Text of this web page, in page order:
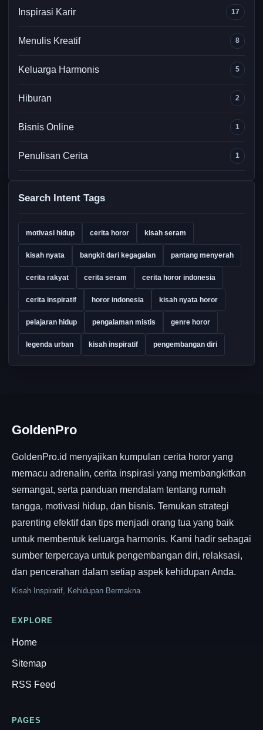
Inspirasi Karir 17
Menulis Kreatif 8
Keluarga Harmonis 5
Hiburan 2
Bisnis Online 1
Penulisan Cerita 1
Search Intent Tags
motivasi hidup cerita horor kisah seram
kisah nyata bangkit dari kegagalan pantang menyerah
cerita rakyat cerita seram cerita horor indonesia
cerita inspiratif horor indonesia kisah nyata horor
pelajaran hidup pengalaman mistis genre horor
legenda urban kisah inspiratif pengembangan diri
GoldenPro
GoldenPro.id menyajikan kumpulan cerita horor yang
memacu adrenalin, cerita inspirasi yang membangkitkan
semangat, serta panduan mendalam tentang rumah
tangga, motivasi hidup, dan bisnis. Temukan strategi
parenting efektif dan tips menjadi orang tua yang baik
untuk membentuk keluarga harmonis. Kami hadir sebagai
sumber terpercaya untuk pengembangan diri, relaksasi,
dan pencerahan dalam setiap aspek kehidupan Anda.
Kisah Inspiratif, Kehidupan Bermakna.
EXPLORE
Home
Sitemap
RSS Feed
PAGES